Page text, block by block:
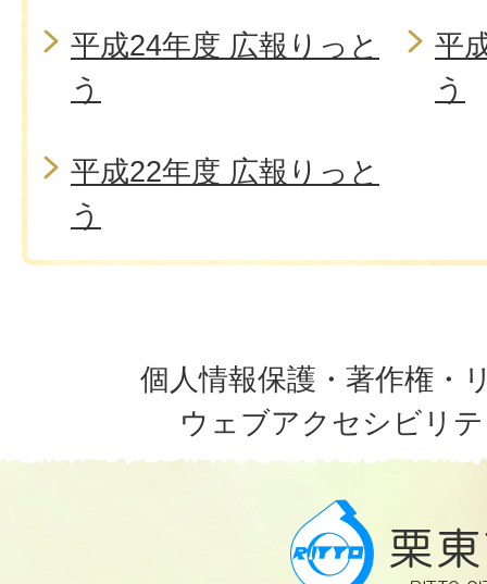
平成24年度 広報りっと
う
平
う
平成22年度 広報りっと
う
個人情報保護・著作権・
ウェブアクセシビリ